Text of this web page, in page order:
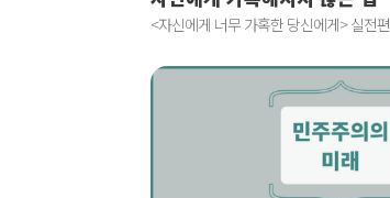
<자신에게 너무 가혹한 당신에게> 실전편